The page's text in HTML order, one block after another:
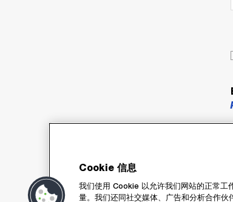
Cookie 信息
我们使用 Cookie 以允许我们网站的正常工
量。我们还同社交媒体、广告和分析合作伙